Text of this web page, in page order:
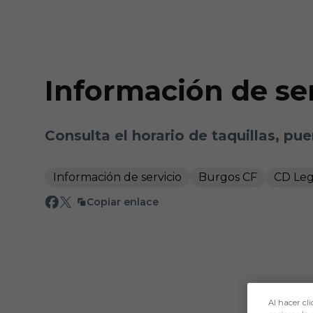
Información de
Consulta el horario de taquillas,
Información de servicio Burgos CF CD
Copiar enlace
Al hacer